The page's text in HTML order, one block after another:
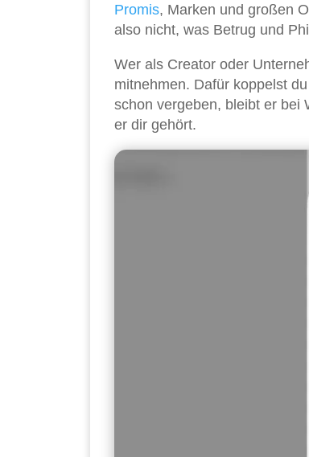
Promis, Marken und großen
also nicht, was Betrug und
Wer als Creator oder
mitnehmen. Dafür koppelst
schon vergeben, bleibt er bei
er dir gehört.